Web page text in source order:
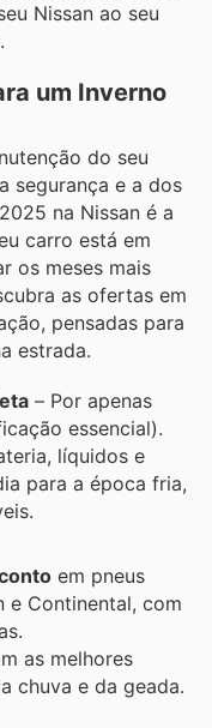
Nissan ao seu
um Inverno
do seu
segurança e a dos
na Nissan é a
carro está em
os meses mais
as ofertas em
pensadas para
estrada.
– Por apenas
essencial).
líquidos e
para a época fria,
em pneus
e Continental, com
as melhores
chuva e da geada.